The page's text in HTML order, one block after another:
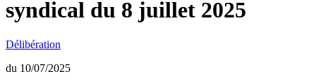
syndical du 8 juillet 2025
Délibération
du 10/07/2025